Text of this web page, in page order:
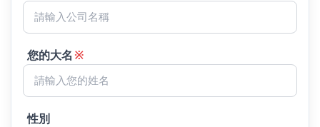
您的大名 ※
性別